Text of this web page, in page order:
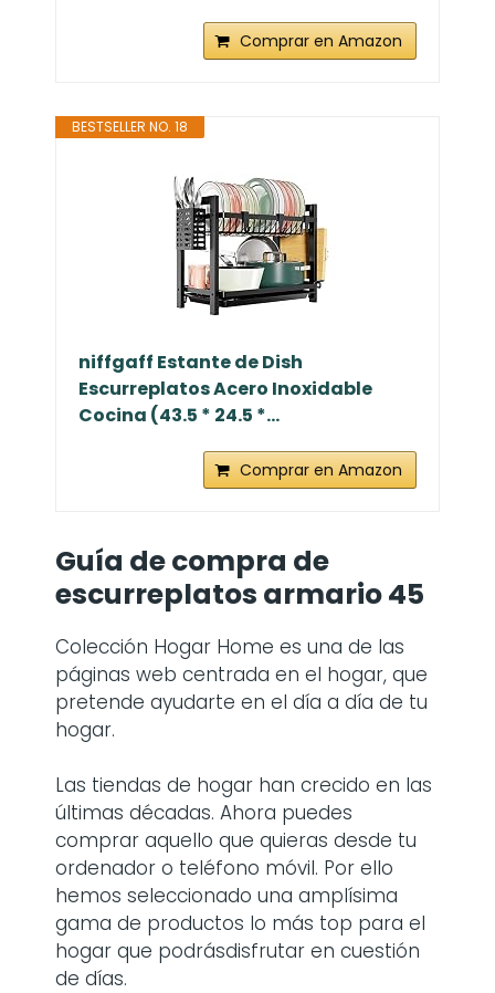
Comprar en Amazon
BESTSELLER NO. 18
niffgaff Estante de Dish
Escurreplatos Acero Inoxidable
Cocina (43.5 * 24.5 *...
Comprar en Amazon
Guía de compra de
escurreplatos armario 45
Colección Hogar Home es una de las
páginas web centrada en el hogar, que
pretende ayudarte en el día a día de tu
hogar.
Las tiendas de hogar han crecido en las
últimas décadas. Ahora puedes
comprar aquello que quieras desde tu
ordenador o teléfono móvil. Por ello
hemos seleccionado una amplísima
gama de productos lo más top para el
hogar que podrásdisfrutar en cuestión
de días.